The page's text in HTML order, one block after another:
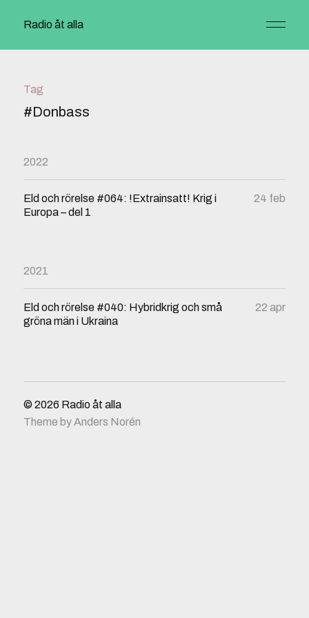
Radio åt alla
Tag
#Donbass
2022
Eld och rörelse #064: !Extrainsatt! Krig i
Europa – del 1
24 feb
2021
Eld och rörelse #040: Hybridkrig och små
gröna män i Ukraina
22 apr
© 2026 Radio åt alla
Theme byAnders Norén